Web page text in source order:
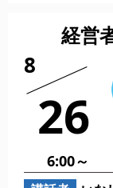
経営
8
26
6:00～